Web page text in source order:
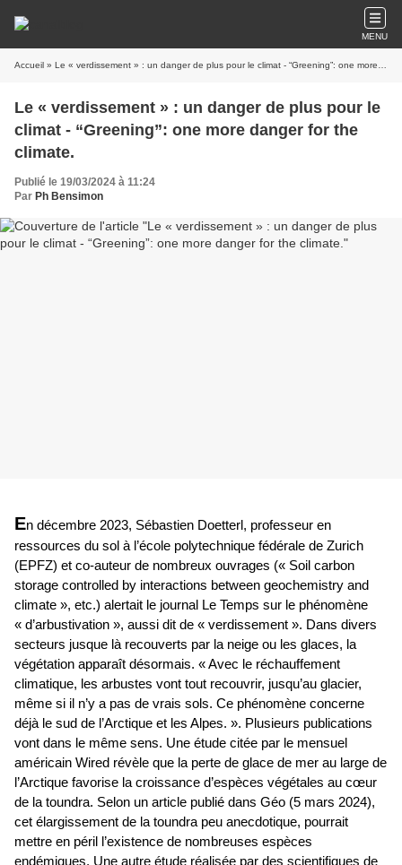
MENU
Accueil » Le « verdissement » : un danger de plus pour le climat - ​​​​​​​“Greening”: one more danger for the climate.
Le « verdissement » : un danger de plus pour le
climat - ​​​​​​​“Greening”: one more danger for the
climate.
Publié le 19/03/2024 à 11:24
Par Ph Bensimon
En décembre 2023, Sébastien Doetterl, professeur en
ressources du sol à l’école polytechnique fédérale de Zurich
(EPFZ) et co-auteur de nombreux ouvrages (« Soil carbon
storage controlled by interactions between geochemistry and
climate », etc.) alertait le journal Le Temps sur le phénomène
« d’arbustivation », aussi dit de « verdissement ». Dans divers
secteurs jusque là recouverts par la neige ou les glaces, la
végétation apparaît désormais. « Avec le réchauffement
climatique, les arbustes vont tout recouvrir, jusqu’au glacier,
même si il n’y a pas de vrais sols. Ce phénomène concerne
déjà le sud de l’Arctique et les Alpes. ». Plusieurs publications
vont dans le même sens. Une étude citée par le mensuel
américain Wired révèle que la perte de glace de mer au large de
l’Arctique favorise la croissance d’espèces végétales au cœur
de la toundra. Selon un article publié dans Géo (5 mars 2024),
cet élargissement de la toundra peu anecdotique, pourrait
mettre en péril l’existence de nombreuses espèces
endémiques. Une autre étude réalisée par des scientifiques de